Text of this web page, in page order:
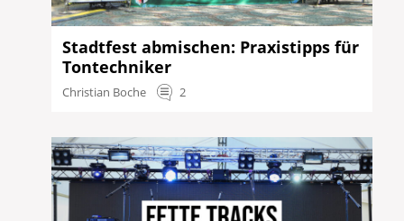
Stadtfest abmischen: Praxistipps für
Tontechniker
Christian Boche 2